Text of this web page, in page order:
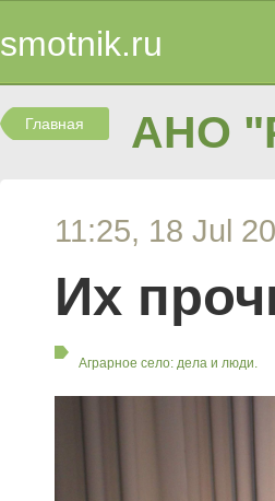
smotnik.ru
Главная АНО
11:25, 18 Jul
Их
Аграрное село: дела и люди.